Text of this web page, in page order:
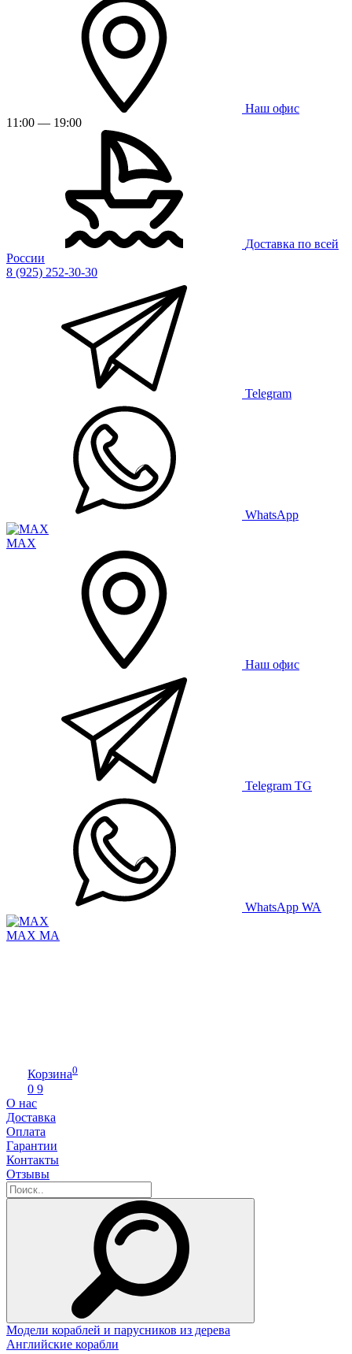
Наш офис
11:00 — 19:00
Доставка по всей
России
8 (925) 252-30-30
Telegram
WhatsApp
MAX
Наш офис
Telegram TG
WhatsApp WA
MAX MA
Корзина0
0 9
О нас
Доставка
Оплата
Гарантии
Контакты
Отзывы
Модели кораблей и парусников из дерева
Английские корабли